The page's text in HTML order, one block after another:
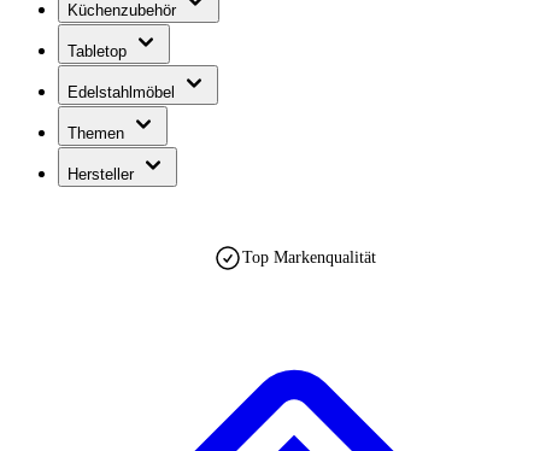
Küchenzubehör
Tabletop
Edelstahlmöbel
Themen
Hersteller
Top Markenqualität
est. 1990